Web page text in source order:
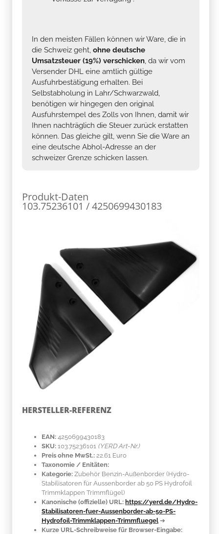
In den meisten Fällen können wir Ware, die in
die Schweiz geht, ohne deutsche
Umsatzsteuer (19%) verschicken, da wir vom
Versender DHL eine amtlich gültige
Ausfuhrbestätigung erhalten. Bei
Selbstabholung in Lahr/Schwarzwald,
benötigen wir hingegen den original
Ausfuhrstempel des Zolls von Ihnen, damit wir
Ihnen nachträglich die Steuer zurück erstatten
können. Das gleiche gilt, wenn Sie die Ware an
eine deutsche Abhol-Adresse an der
schweizer Grenze schicken lassen.
Produkt-Daten
103.75236101 / 4250699430183
HERSTELLER-REFERENZ
EAN: 4250699430183
SKU: 103.75236101 (YERD Art-Nr.)
Preis ohne MwSt.: 22.61 Euro
Taxonomie / Enitäten:
Kategorie: Zubehör Benzin-Außenborder (Hydro-
Stabilisatoren für Aussenborder ab 50 PS Hydrofoil
Trimmklappen Trimmflügel)
Kanonische (offizielle) URL: https://yerd.de/Hydro-
Stabilisatoren-fuer-Aussenborder-ab-50-PS-
Hydrofoil-Trimmklappen-Trimmfluegel ➔
Kurze URL-Schreibweise für Browser-Eingabe: